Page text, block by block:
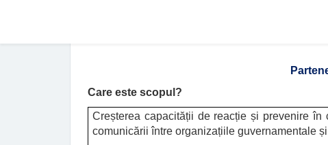
Care este scopul?
Creșterea capacității de reacție și prevenire
comunicării între organizațiile guvernamentale